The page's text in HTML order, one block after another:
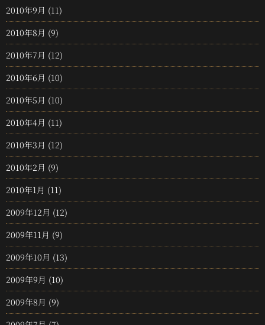
2010年9月 (11)
2010年8月 (9)
2010年7月 (12)
2010年6月 (10)
2010年5月 (10)
2010年4月 (11)
2010年3月 (12)
2010年2月 (9)
2010年1月 (11)
2009年12月 (12)
2009年11月 (9)
2009年10月 (13)
2009年9月 (10)
2009年8月 (9)